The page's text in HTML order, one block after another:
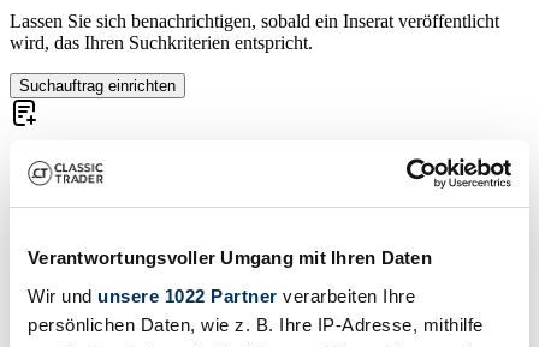
Verantwortungsvoller Umgang mit Ihren Daten
Wir und unsere 1022 Partner verarbeiten Ihre
persönlichen Daten, wie z. B. Ihre IP-Adresse, mithilfe
Lassen Sie sich benachrichtigen, sobald ein Inserat veröffentlicht
wird, das Ihren Suchkriterien entspricht.
Suchauftrag einrichten
Fahrzeug inserieren
Bald endende Auktionen